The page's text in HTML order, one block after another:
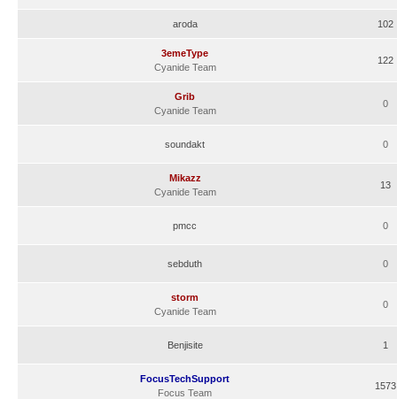
aroda 102
3emeType
Cyanide Team
122
Grib
Cyanide Team
0
soundakt 0
Mikazz
Cyanide Team
13
pmcc 0
sebduth 0
storm
Cyanide Team
0
Benjisite 1
FocusTechSupport
Focus Team
1573